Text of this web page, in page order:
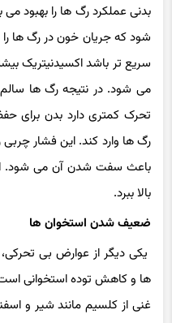
شود که جریان خون در رگ ها
سریع تر باشد اکسیدنیتریک
می شود. در نتیجه رگ ها سالم
تحرک کمتری دارد بدن برای
رگ ها وارد کند. این فشار چربی
باعث سفت شدن آن می شود.
بالا ببرد.
ضعیف شدن استخوان ها
یکی دیگر از عوارض بی
ها و کاهش توده استخوانی
غنی از کلسیم مانند شیر و
مرغ و ماهی می توانند مفید